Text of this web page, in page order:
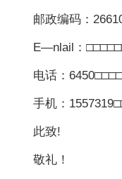
邮政编码：
E—nlail：
电话：
手机：
此致!
敬礼！